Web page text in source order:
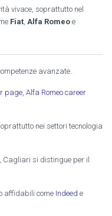
vivace, soprattutto nel
Fiat Alfa Romeo e
avanzate.
page Alfa Romeo career
nei settori tecnologia
Cagliari si distingue per il
affidabili come Indeed e